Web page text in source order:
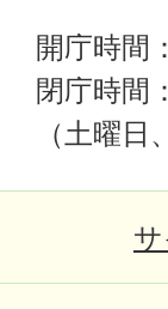
開庁時間
閉庁時間
（土曜